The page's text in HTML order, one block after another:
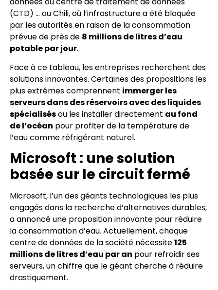
(CTD) … au Chili, où l’infrastructure a été bloquée
par les autorités en raison de la consommation
prévue de près de 8 millions de litres d’eau
potable par jour.
Face à ce tableau, les entreprises recherchent des
solutions innovantes. Certaines des propositions les
plus extrêmes comprennent immerger les
serveurs dans des réservoirs avec des liquides
spécialisésou les installer directement au fond
de l’océan pour profiter de la température de
l’eau comme réfrigérant naturel.
Microsoft : une solution
basée sur le circuit fermé
Microsoft, l’un des géants technologiques les plus
engagés dans la recherche d’alternatives durables,
a annoncé une proposition innovante pour réduire
la consommation d’eau. Actuellement, chaque
centre de données de la société nécessite125
millions de litres d’eau par an pour refroidir ses
serveurs, un chiffre que le géant cherche à réduire
drastiquement.